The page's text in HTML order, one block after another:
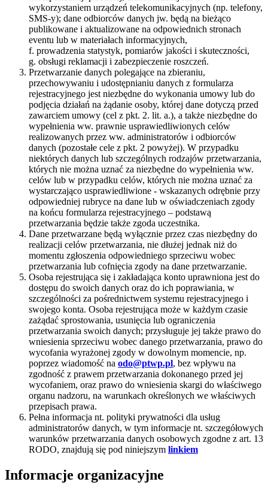
wykorzystaniem urządzeń telekomunikacyjnych (np. telefony,
SMS-y); dane odbiorców danych jw. będą na bieżąco
publikowane i aktualizowane na odpowiednich stronach
eventu lub w materiałach informacyjnych,
f. prowadzenia statystyk, pomiarów jakości i skuteczności,
g. obsługi reklamacji i zabezpieczenie roszczeń.
Przetwarzanie danych polegające na zbieraniu,
przechowywaniu i udostępnianiu danych z formularza
rejestracyjnego jest niezbędne do wykonania umowy lub do
podjęcia działań na żądanie osoby, której dane dotyczą przed
zawarciem umowy (cel z pkt. 2. lit. a.), a także niezbędne do
wypełnienia ww. prawnie usprawiedliwionych celów
realizowanych przez ww. administratorów i odbiorców
danych (pozostałe cele z pkt. 2 powyżej). W przypadku
niektórych danych lub szczególnych rodzajów przetwarzania,
których nie można uznać za niezbędne do wypełnienia ww.
celów lub w przypadku celów, których nie można uznać za
wystarczająco usprawiedliwione - wskazanych odrębnie przy
odpowiedniej rubryce na dane lub w oświadczeniach zgody
na końcu formularza rejestracyjnego – podstawą
przetwarzania będzie także zgoda uczestnika.
Dane przetwarzane będą wyłącznie przez czas niezbędny do
realizacji celów przetwarzania, nie dłużej jednak niż do
momentu zgłoszenia odpowiedniego sprzeciwu wobec
przetwarzania lub cofnięcia zgody na dane przetwarzanie.
Osoba rejestrująca się i zakładająca konto uprawniona jest do
dostępu do swoich danych oraz do ich poprawiania, w
szczególności za pośrednictwem systemu rejestracyjnego i
swojego konta. Osoba rejestrująca może w każdym czasie
zażądać sprostowania, usunięcia lub ograniczenia
przetwarzania swoich danych; przysługuje jej także prawo do
wniesienia sprzeciwu wobec danego przetwarzania, prawo do
wycofania wyrażonej zgody w dowolnym momencie, np.
poprzez wiadomość na odo@ptwp.pl, bez wpływu na
zgodność z prawem przetwarzania dokonanego przed jej
wycofaniem, oraz prawo do wniesienia skargi do właściwego
organu nadzoru, na warunkach określonych we właściwych
przepisach prawa.
Pełna informacja nt. polityki prywatności dla usług
administratorów danych, w tym informacje nt. szczegółowych
warunków przetwarzania danych osobowych zgodne z art. 13
RODO, znajdują się pod niniejszym linkiem
Informacje organizacyjne